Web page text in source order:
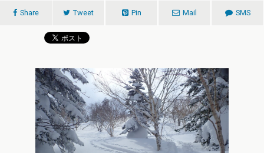
Share Tweet Pin Mail SMS